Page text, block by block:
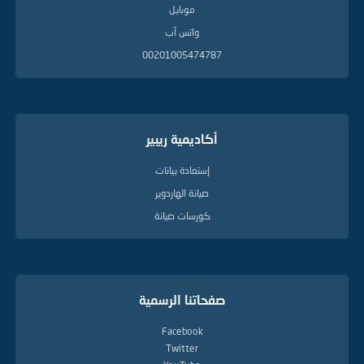
موبايل
واتس آب
00201005474787
أكاديمية ريبير
إستعادة بيانات
صيانة الهاردوير
كورسات صيانة
صفحاتنا الرسمية
Facebook
Twitter